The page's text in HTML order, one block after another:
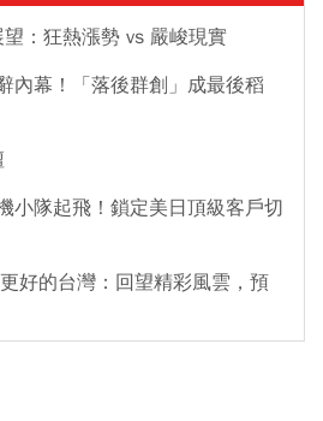
：狂熱漲勢 vs 嚴峻現實
內幕！「落後群創」成最後稻
小隊起飛！鎖定美日頂級客戶切
好的台灣：回望精彩風雲，預